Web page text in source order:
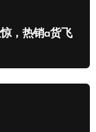
，热销a货飞